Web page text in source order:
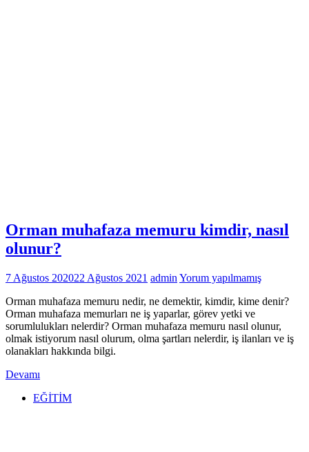
Orman muhafaza memuru kimdir, nasıl
olunur?
7 Ağustos 202022 Ağustos 2021 admin Yorum yapılmamış
Orman muhafaza memuru nedir, ne demektir, kimdir, kime denir?
Orman muhafaza memurları ne iş yaparlar, görev yetki ve
sorumlulukları nelerdir? Orman muhafaza memuru nasıl olunur,
olmak istiyorum nasıl olurum, olma şartları nelerdir, iş ilanları ve iş
olanakları hakkında bilgi.
Devamı
EĞİTİM